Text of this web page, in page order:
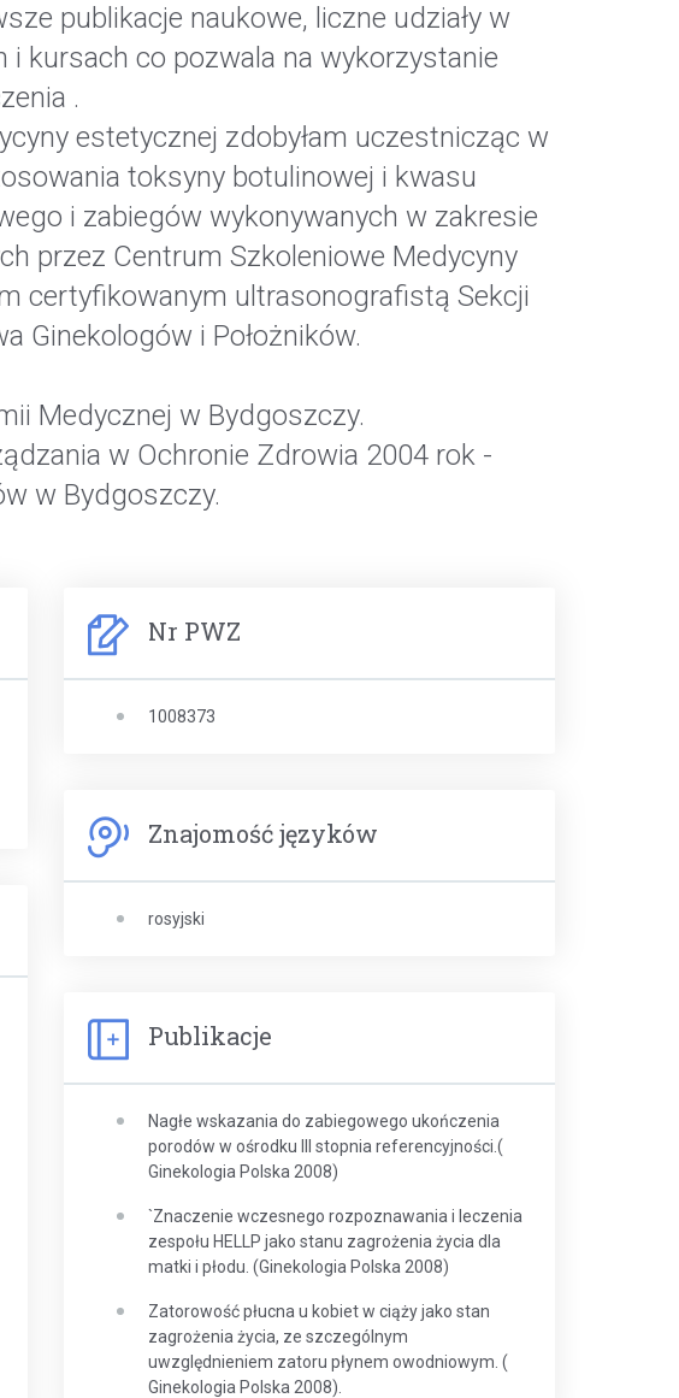
publikacje naukowe, liczne udziały w
kursach co pozwala na wykorzystanie
.
estetycznej zdobyłam uczestnicząc w
toksyny botulinowej i kwasu
i zabiegów wykonywanych w zakresie
przez Centrum Szkoleniowe Medycyny
certyfikowanym ultrasonografistą Sekcji
Ginekologów i Położników.
Medycznej w Bydgoszczy.
w Ochronie Zdrowia 2004 rok -
w Bydgoszczy.
Nr PWZ
1008373
Znajomość języków
rosyjski
Publikacje
Nagłe wskazania do zabiegowego ukończenia
porodów w ośrodku III stopnia referencyjności.(
Ginekologia Polska 2008)
`Znaczenie wczesnego rozpoznawania i leczenia
zespołu HELLP jako stanu zagrożenia życia dla
matki i płodu. (Ginekologia Polska 2008)
Zatorowość płucna u kobiet w ciąży jako stan
zagrożenia życia, ze szczególnym
uwzględnieniem zatoru płynem owodniowym. (
Ginekologia Polska 2008).